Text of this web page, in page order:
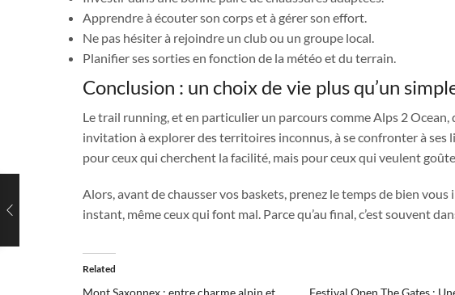
Apprendre à écouter son corps et à gérer son effort.
Ne pas hésiter à rejoindre un club ou un groupe local.
Planifier ses sorties en fonction de la météo et du terrain.
Conclusion : un choix de vie plus qu’un
Le trail running, et en particulier un parcours comme Alps 2
invitation à explorer des territoires inconnus, à se confronter à ses
pour ceux qui cherchent la facilité, mais pour ceux qui veulent
Alors, avant de chausser vos baskets, prenez le temps de bien
instant, même ceux qui font mal. Parce qu’au final, c’est souvent
Related
Mont Saxonnex : entre charme alpin et
Festival Open The Gates :